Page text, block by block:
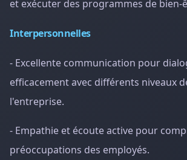
et exécuter des programmes de bien-
Interpersonnelles
- Excellente communication pour
efficacement avec différents niveaux
l'entreprise.
- Empathie et écoute active pour
préoccupations des employés.